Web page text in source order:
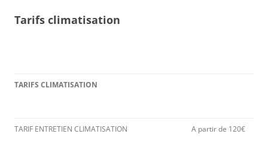
Tarifs climatisation
TARIFS CLIMATISATION
TARIF ENTRETIEN CLIMATISATION A partir de 120€